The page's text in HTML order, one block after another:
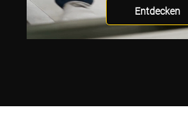
Entdecken